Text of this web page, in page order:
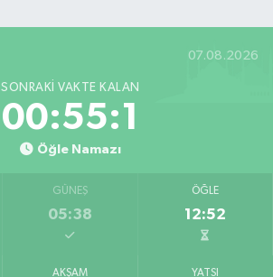
07.08.2026
SONRAKI VAKTE KALAN
00:55:1
Öğle Namazı
GÜNEŞ
05:38
ÖĞLE
12:52
AKŞAM YATSI